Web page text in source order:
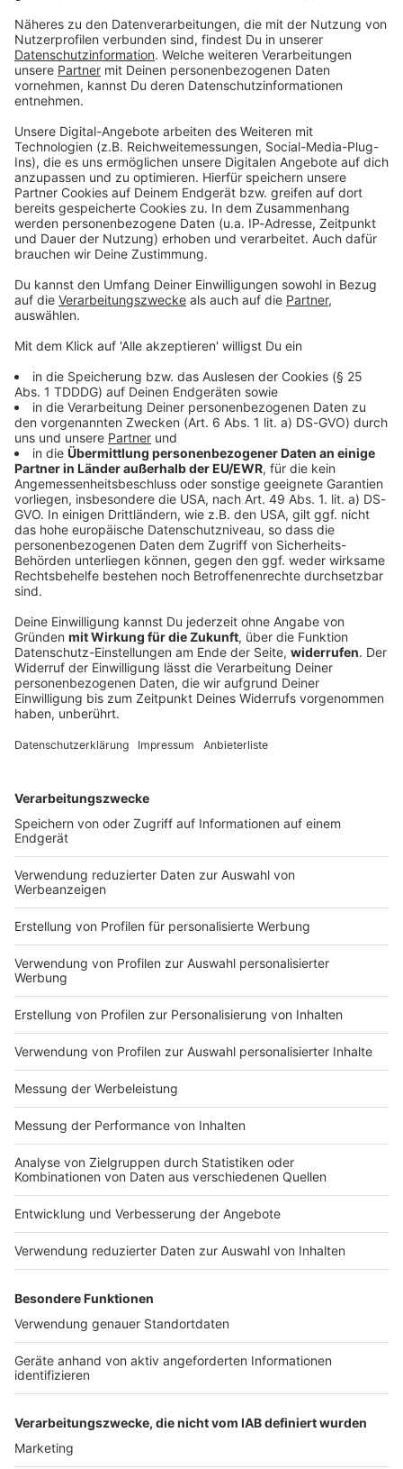
Du möchtest uns etwas sagen?
Studio Hotline
Kontaktformular
Sprachnachricht
© dpa-infocom, dpa:260121-930-573776/1
Bayern
Verfassungsschutz beobachtet AfD-
Abgeordneten Nolte
Auf die AfD hat der Verfassungsschutz ein Auge.
Inzwischen steht in Bayern der dritte
DEINE GEMERKTEN ARTIKEL
Du hast dir noch keine Artikel gemerkt
Markiere sie hierfür mit einem
Impressum
Nutzungsbedingungen
Jobs
Presse
Werben
Archiv
ANTENNE BAYERN GROUP
Stiftung ANTENNE BAYERN
hilft
Teilnahmebedingungen
Kontakt
Studio-Hotline
Verkehrs-Hotline
Newsletter